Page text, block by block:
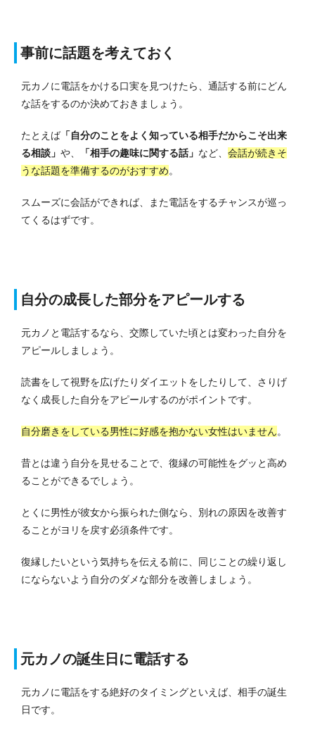
事前に話題を考えておく
元カノに電話をかける口実を見つけたら、通話する前にどん
な話をするのか決めておきましょう。
たとえば 「自分のことをよく知っている相手だからこそ出来
る相談」 や、 「相手の趣味に関する話」 など、 会話が続きそ
うな話題を準備するのがおすすめ。
スムーズに会話ができれば、また電話をするチャンスが巡っ
てくるはずです。
自分の成長した部分をアピールする
元カノと電話するなら、交際していた頃とは変わった自分を
アピールしましょう。
読書をして視野を広げたりダイエットをしたりして、さりげ
なく成長した自分をアピールするのがポイントです。
自分磨きをしている男性に好感を抱かない女性はいません。
昔とは違う自分を見せることで、復縁の可能性をグッと高め
ることができるでしょう。
とくに男性が彼女から振られた側なら、別れの原因を改善す
ることがヨリを戻す必須条件です。
復縁したいという気持ちを伝える前に、同じことの繰り返し
にならないよう自分のダメな部分を改善しましょう。
元カノの誕生日に電話する
元カノに電話をする絶好のタイミングといえば、相手の誕生
日です。